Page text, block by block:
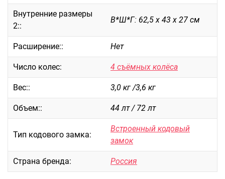
Пилоты на колесах
Рюкзаки детские для детских
Бьюти-кейсы
Саквояжи
Распродажа
Сумки колесные
Сумки спортивные
Сумки деловые
Сумки поясные
Сумки пляжные
Сумки для ноутбуков
Внутренние размеры
2::
В*Ш*Г: 62,5 х 43 х 27 см
Расширение:: Нет
Число колес: 4 съёмных колёса
Вес:: 3,0 кг /3,6 кг
Объем:: 44 лт / 72 лт
Тип кодового замка:
Встроенный кодовый
замок
Страна бренда: Россия